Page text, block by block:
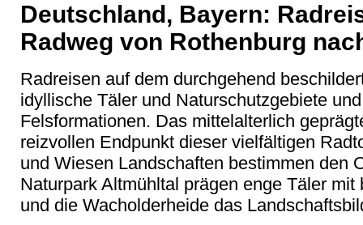
Deutschland, Bayern:
Radweg von Rothenburg
Radreisen auf dem durchgehend
idyllische Täler und Naturschutzgebiete
Felsformationen. Das mittelalterlich
reizvollen Endpunkt dieser vielfältigen
und Wiesen Landschaften bestimmen den
Naturpark Altmühltal prägen enge Täler
und die Wacholderheide das